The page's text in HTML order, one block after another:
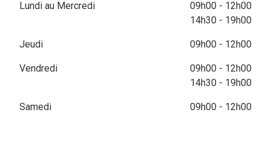
Lundi au Mercredi
09h00 - 12h00
14h30 - 19h00
Jeudi 09h00 - 12h00
Vendredi
09h00 - 12h00
14h30 - 19h00
Samedi 09h00 - 12h00